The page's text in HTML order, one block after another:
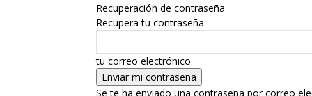
Recuperación de contraseña
Recupera tu contraseña
tu correo electrónico
Se te ha enviado una contraseña por correo